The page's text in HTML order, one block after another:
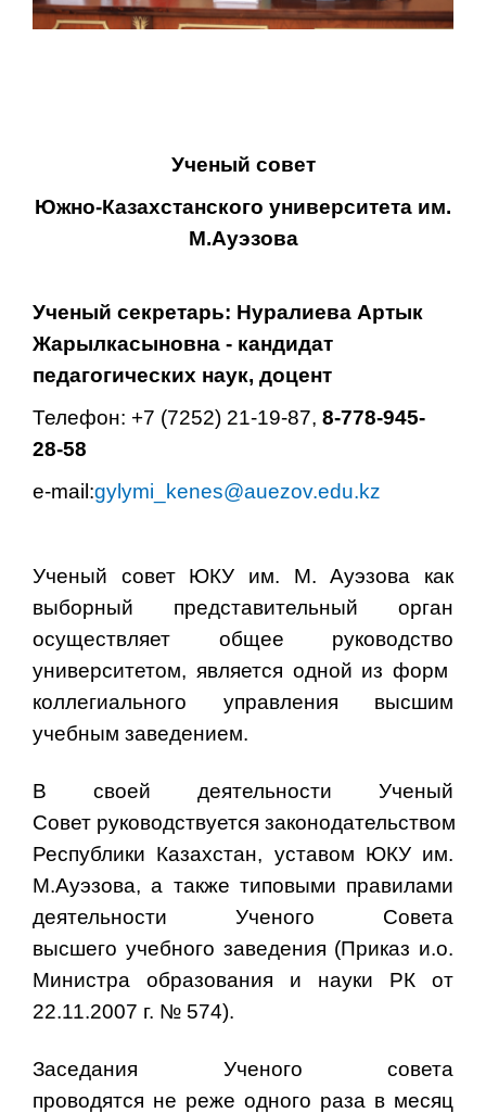
Ученый cовет
Южно-Казахстанского университета им.
М.Ауэзова
Ученый секретарь: Нуралиева Артык
Жарылкасыновна - кандидат
педагогических наук, доцент
Телефон: +7 (7252) 21-19-87, 8-778-945-
28-58
e-mail:gylymi_kenes@auezov.edu.kz
Ученый совет ЮКУ им. М. Ауэзова как
выборный представительный орган
осуществляет общее руководство
университетом, является одной из форм
коллегиального управления высшим
учебным заведением.
В своей деятельности Ученый
Совет руководствуется законодательством
Республики Казахстан, уставом ЮКУ им.
М.Ауэзова, а также типовыми правилами
деятельности Ученого Совета
высшего учебного заведения (Приказ и.о.
Министра образования и науки РК от
22.11.2007 г. № 574).
Заседания Ученого совета
проводятся не реже одного раза в месяц